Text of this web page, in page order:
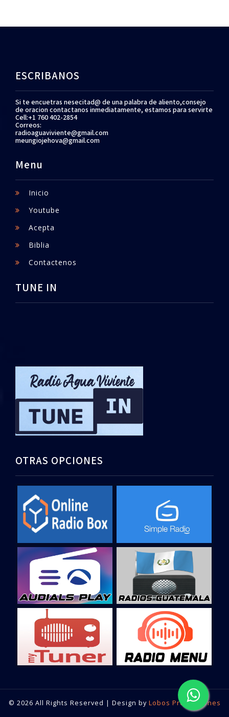
ESCRIBANOS
Si te encuetras nesecitad@ de una palabra de aliento,consejo
de oracion contactanos inmediatamente, estamos para servirte
Cell:+1 760 402-2854
Correos:
radioaguaviviente@gmail.com
meungiojehova@gmail.com
Menu
Inicio
Youtube
Acepta
Biblia
Contactenos
TUNE IN
OTRAS OPCIONES
© 2026 All Rights Reserved | Design by Lobos Producciones